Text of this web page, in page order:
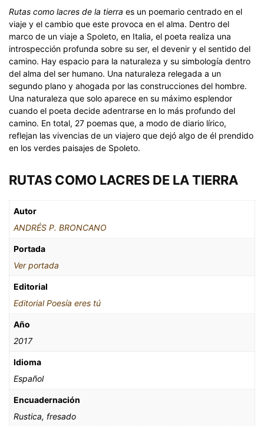
Rutas como lacres de la tierra es un poemario centrado en el
viaje y el cambio que este provoca en el alma. Dentro del
marco de un viaje a Spoleto, en Italia, el poeta realiza una
introspección profunda sobre su ser, el devenir y el sentido del
camino. Hay espacio para la naturaleza y su simbología dentro
del alma del ser humano. Una naturaleza relegada a un
segundo plano y ahogada por las construcciones del hombre.
Una naturaleza que solo aparece en su máximo esplendor
cuando el poeta decide adentrarse en lo más profundo del
camino. En total, 27 poemas que, a modo de diario lírico,
reflejan las vivencias de un viajero que dejó algo de él prendido
en los verdes paisajes de Spoleto.
RUTAS COMO LACRES DE LA TIERRA
Autor
ANDRÉS P. BRONCANO
Portada
Ver portada
Editorial
Editorial Poesía eres tú
Año
2017
Idioma
Español
Encuadernación
Rustica, fresado